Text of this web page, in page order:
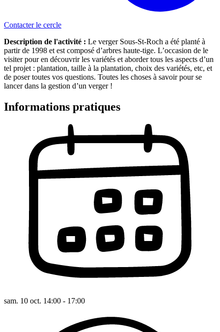
Contacter le cercle
Description de l'activité : Le verger Sous-St-Roch a été planté à
partir de 1998 et est composé d’arbres haute-tige. L’occasion de le
visiter pour en découvrir les variétés et aborder tous les aspects d’un
tel projet : plantation, taille à la plantation, choix des variétés, etc, et
de poser toutes vos questions. Toutes les choses à savoir pour se
lancer dans la gestion d’un verger!
Informations pratiques
sam. 10 oct. 14:00 - 17:00